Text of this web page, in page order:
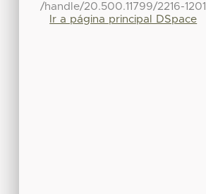
/handle/20.500.11799/2216-1201
Ir a página principal DSpace